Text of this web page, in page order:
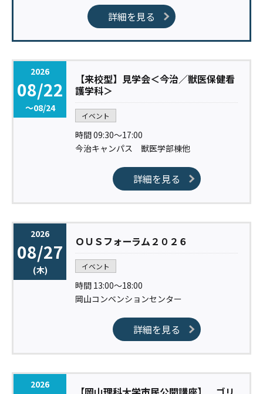
詳細を見る
2026
08/22
〜08/24
【来校型】見学会＜今治／獣医保健看
護学科＞
イベント
時間 09:30〜17:00
今治キャンパス 獣医学部棟他
詳細を見る
2026
08/27
(木)
ＯＵＳフォーラム２０２６
イベント
時間 13:00〜18:00
岡山コンベンションセンター
詳細を見る
2026